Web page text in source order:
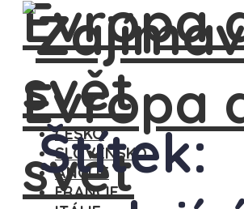
ČESKO
SLOVENSKO
ANGLIE
FRANCIE
Štítek: